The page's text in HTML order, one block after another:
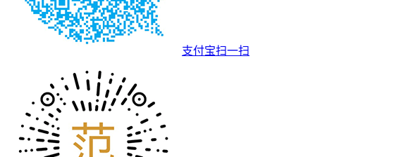
支付宝扫一扫